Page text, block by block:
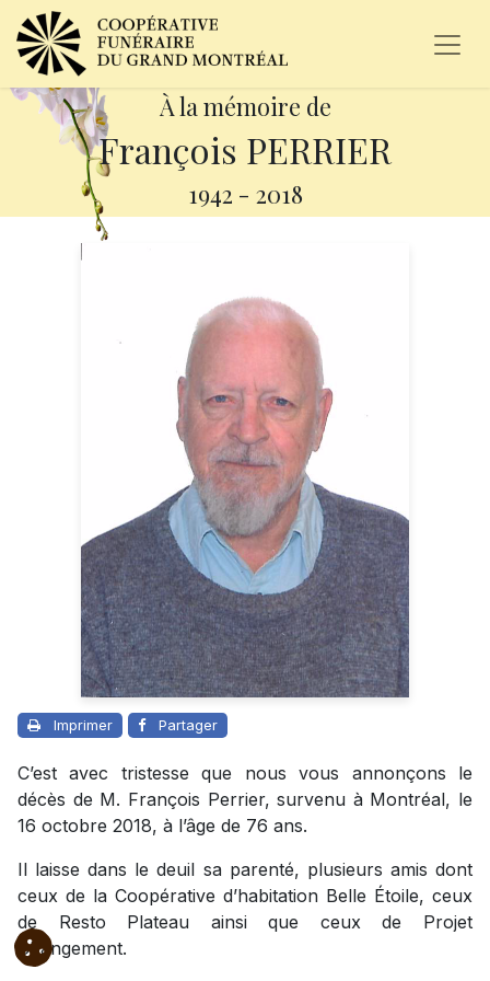
À la mémoire de
François PERRIER
1942 - 2018
Imprimer Partager
C’est avec tristesse que nous vous annonçons le
décès de M. François Perrier, survenu à Montréal, le
16 octobre 2018, à l’âge de 76 ans.
Il laisse dans le deuil sa parenté, plusieurs amis dont
ceux de la Coopérative d’habitation Belle Étoile, ceux
de Resto Plateau ainsi que ceux de Projet
Changement.